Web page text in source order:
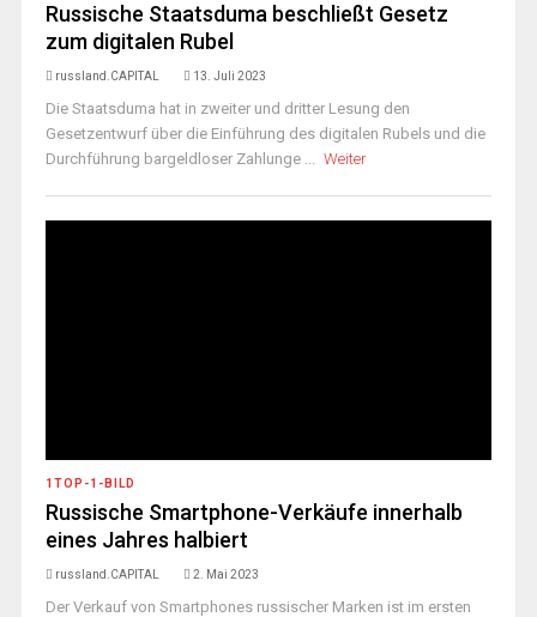
Russische Staatsduma beschließt Gesetz
zum digitalen Rubel
russland.CAPITAL 13. Juli 2023
Die Staatsduma hat in zweiter und dritter Lesung den
Gesetzentwurf über die Einführung des digitalen Rubels und die
Durchführung bargeldloser Zahlunge ... Weiter
1TOP-1-BILD
Russische Smartphone-Verkäufe innerhalb
eines Jahres halbiert
russland.CAPITAL 2. Mai 2023
Der Verkauf von Smartphones russischer Marken ist im ersten